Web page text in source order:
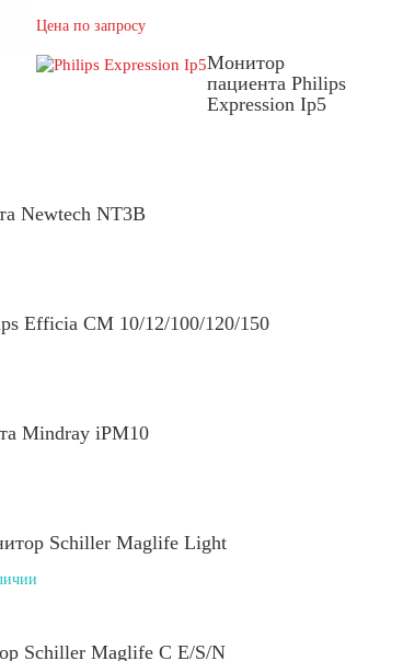
Цена по запросу
Монитор
пациента Philips
Expression Ip5
Newtech NT3B
Efficia CM 10/12/100/120/150
Mindray iPM10
Schiller Maglife Light
Schiller Maglife C E/S/N